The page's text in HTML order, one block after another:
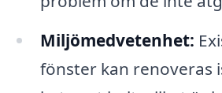
Miljömedvetenhet:
fönster kan renoveras